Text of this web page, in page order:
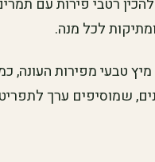
לכל מנה.
מיץ טבעי מפירות העונה,
שמוסיפים ערך